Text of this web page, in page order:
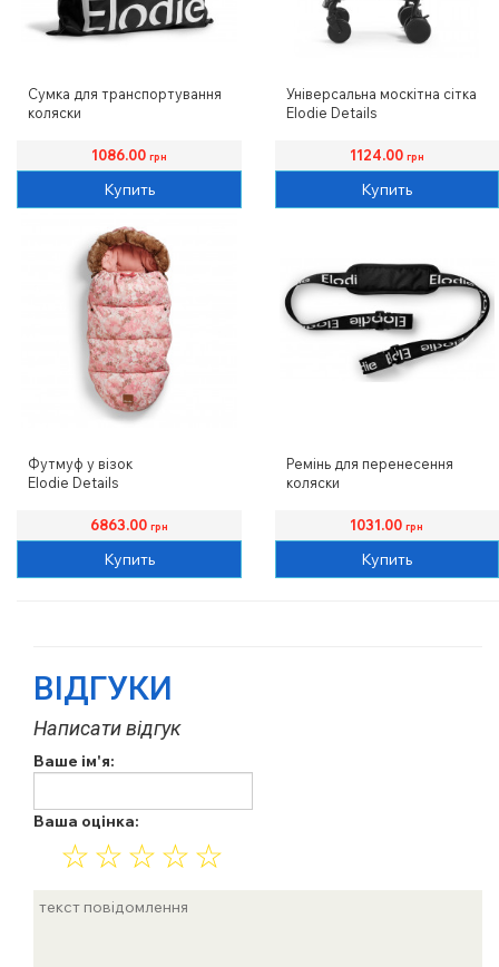
Сумка для транспортування
коляски
1086.00 грн
Купить
Універсальна москітна сітка
Elodie Details
1124.00 грн
Купить
Футмуф у візок
Elodie Details
6863.00 грн
Купить
Ремінь для перенесення
коляски
1031.00грн
Купить
ВІДГУКИ
Написати відгук
Ваше ім'я:
Ваша оцінка:
☆
☆
☆
☆
☆